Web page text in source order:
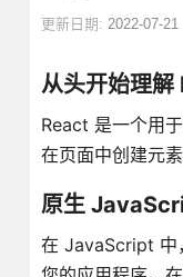
更新日期: 2022-07-21
从头开始理解
React 是一个用
在页面中创建元
原生
在 JavaScript 中